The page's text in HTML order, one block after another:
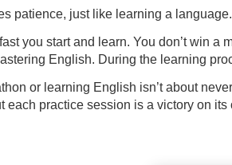
patience, just like learning a language.
you start and learn. You don’t win
English. During the learning
or learning English isn’t about
each practice session is a victory on